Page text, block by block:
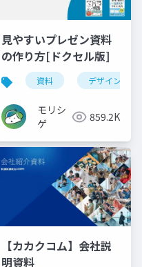
見やすいプレゼン資料
の作り方[ドクセル版]
資料 デザイン
モリシ
ゲ
859.2K
【カカクコム】会社説
明資料